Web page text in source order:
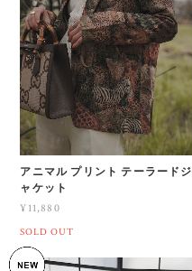
アニマル プリント テーラードジ
ャケット
¥11,880
SOLD OUT